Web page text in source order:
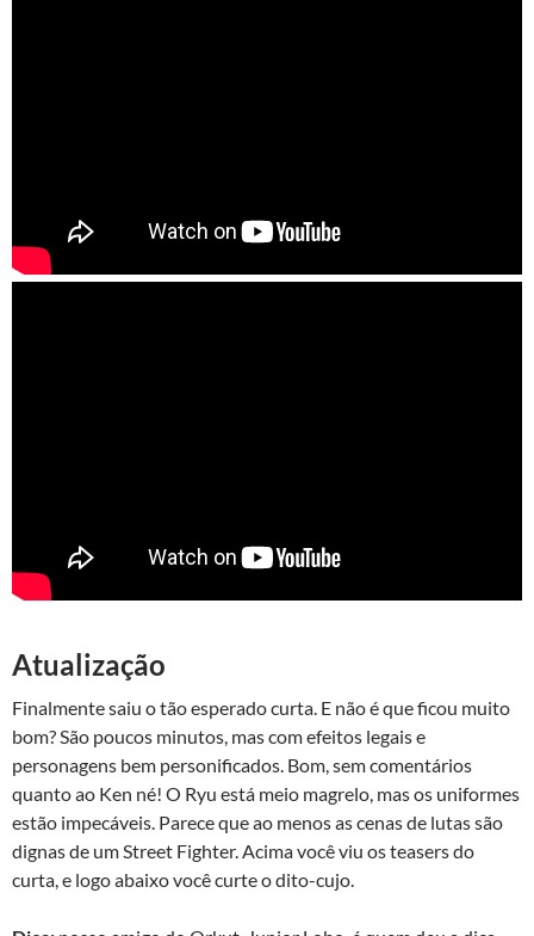
Atualização
Finalmente saiu o tão esperado curta. E não é que ficou muito
bom? São poucos minutos, mas com efeitos legais e
personagens bem personificados. Bom, sem comentários
quanto ao Ken né! O Ryu está meio magrelo, mas os uniformes
estão impecáveis. Parece que ao menos as cenas de lutas são
dignas de um Street Fighter. Acima você viu os teasers do
curta, e logo abaixo você curte o dito-cujo.